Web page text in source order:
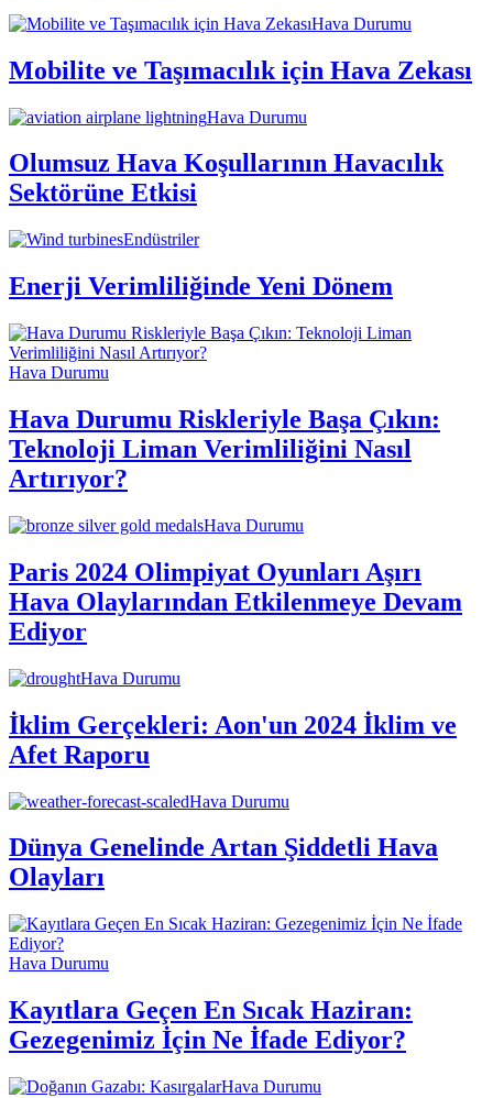
Hava Durumu
Mobilite ve Taşımacılık için Hava Zekası
Hava Durumu
Olumsuz Hava Koşullarının Havacılık
Sektörüne Etkisi
Endüstriler
Enerji Verimliliğinde Yeni Dönem
Hava Durumu
Hava Durumu Riskleriyle Başa Çıkın:
Teknoloji Liman Verimliliğini Nasıl
Artırıyor?
Hava Durumu
Paris 2024 Olimpiyat Oyunları Aşırı
Hava Olaylarından Etkilenmeye Devam
Ediyor
Hava Durumu
İklim Gerçekleri: Aon'un 2024 İklim ve
Afet Raporu
Hava Durumu
Dünya Genelinde Artan Şiddetli Hava
Olayları
Hava Durumu
Kayıtlara Geçen En Sıcak Haziran:
Gezegenimiz İçin Ne İfade Ediyor?
Hava Durumu